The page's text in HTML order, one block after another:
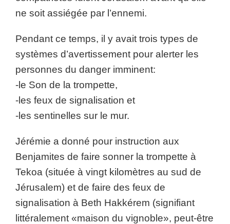
ne soit assiégée par l’ennemi.
Pendant ce temps, il y avait trois types de
systèmes d’avertissement pour alerter les
personnes du danger imminent:
-le Son de la trompette,
-les feux de signalisation et
-les sentinelles sur le mur.
Jérémie a donné pour instruction aux
Benjamites de faire sonner la trompette à
Tekoa (située à vingt kilomètres au sud de
Jérusalem) et de faire des feux de
signalisation à Beth Hakkérem (signifiant
littéralement «maison du vignoble», peut-être